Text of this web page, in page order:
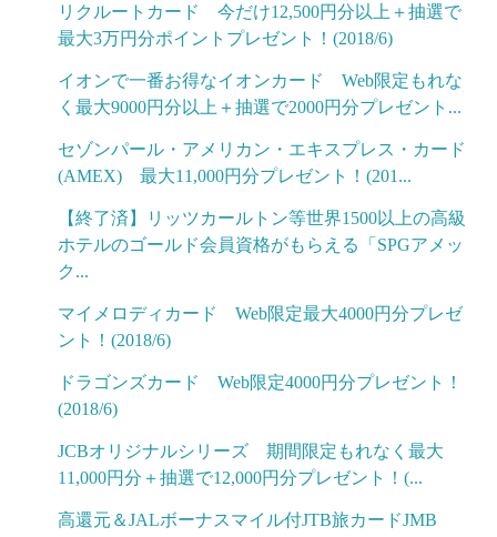
リクルートカード 今だけ12,500円分以上＋抽選で
最大3万円分ポイントプレゼント！(2018/6)
イオンで一番お得なイオンカード Web限定もれな
く最大9000円分以上＋抽選で2000円分プレゼント...
セゾンパール・アメリカン・エキスプレス・カード
(AMEX) 最大11,000円分プレゼント！(201...
【終了済】リッツカールトン等世界1500以上の高級
ホテルのゴールド会員資格がもらえる「SPGアメッ
ク...
マイメロディカード Web限定最大4000円分プレゼ
ント！(2018/6)
ドラゴンズカード Web限定4000円分プレゼント！
(2018/6)
JCBオリジナルシリーズ 期間限定もれなく最大
11,000円分＋抽選で12,000円分プレゼント！(...
高還元＆JALボーナスマイル付JTB旅カードJMB